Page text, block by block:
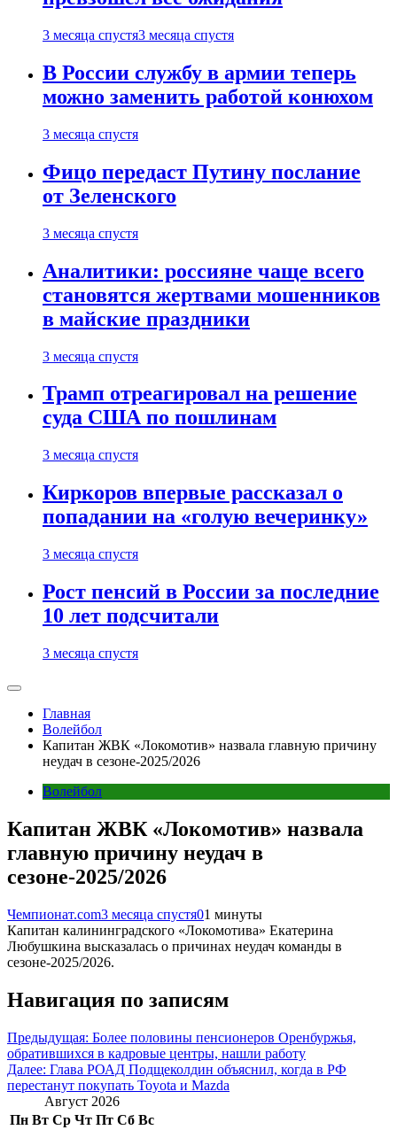
3 месяца спустя3 месяца спустя
В России службу в армии теперь
можно заменить работой конюхом
3 месяца спустя
Фицо передаст Путину послание
от Зеленского
3 месяца спустя
Аналитики: россияне чаще всего
становятся жертвами мошенников
в майские праздники
3 месяца спустя
Трамп отреагировал на решение
суда США по пошлинам
3 месяца спустя
Киркоров впервые рассказал о
попадании на «голую вечеринку»
3 месяца спустя
Рост пенсий в России за последние
10 лет подсчитали
3 месяца спустя
Главная
Волейбол
Капитан ЖВК «Локомотив» назвала главную причину
неудач в сезоне-2025/2026
Волейбол
Капитан ЖВК «Локомотив» назвала
главную причину неудач в
сезоне-2025/2026
Чемпионат.com3 месяца спустя01 минуты
Капитан калининградского «Локомотива» Екатерина
Любушкина высказалась о причинах неудач команды в
сезоне-2025/2026.
Навигация по записям
Предыдущая: Более половины пенсионеров Оренбуржья,
обратившихся в кадровые центры, нашли работу
Далее: Глава РОАД Подщеколдин объяснил, когда в РФ
перестанут покупать Toyota и Mazda
Август 2026
Пн Вт Ср Чт Пт Сб Вс